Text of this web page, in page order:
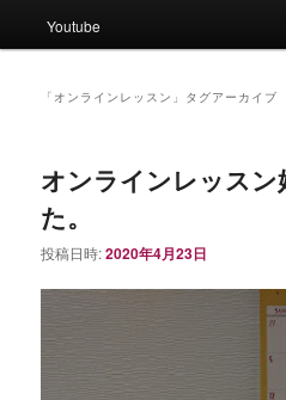
メ
Youtube
「 オンラインレッスン 」タグアーカイブ
オンラインレッスン
た。
投稿日時:2020年4月23日